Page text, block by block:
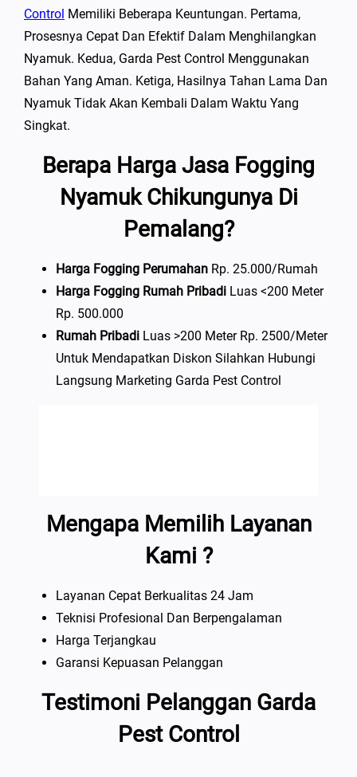
Control Memiliki Beberapa Keuntungan. Pertama,
Prosesnya Cepat Dan Efektif Dalam Menghilangkan
Nyamuk. Kedua, Garda Pest Control Menggunakan
Bahan Yang Aman. Ketiga, Hasilnya Tahan Lama Dan
Nyamuk Tidak Akan Kembali Dalam Waktu Yang
Singkat.
Berapa Harga Jasa Fogging
Nyamuk Chikungunya Di
Pemalang?
Harga Fogging Perumahan Rp. 25.000/rumah
Harga Fogging Rumah Pribadi Luas <200 Meter
Rp. 500.000
Rumah Pribadi Luas >200 Meter Rp. 2500/meter
Untuk Mendapatkan Diskon Silahkan Hubungi
Langsung Marketing Garda Pest Control
Mengapa Memilih Layanan
Kami ?
Layanan Cepat Berkualitas 24 Jam
Teknisi Profesional Dan Berpengalaman
Harga Terjangkau
Garansi Kepuasan Pelanggan
Testimoni Pelanggan Garda
Pest Control